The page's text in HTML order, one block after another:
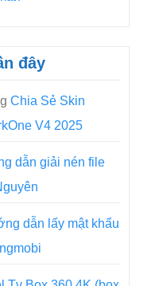
đây
Chia Sẻ Skin
V4 2025
dẫn giải nén file
dẫn lấy mật khẩu